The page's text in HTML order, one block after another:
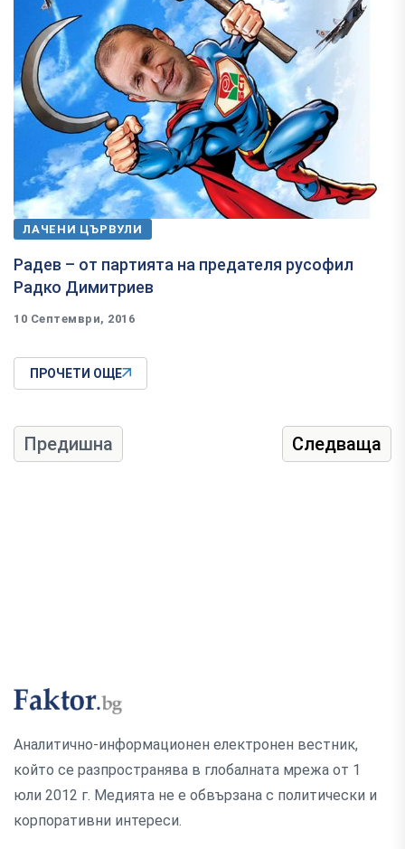
ЛАЧЕНИ ЦЪРВУЛИ
​Радев – от партията на предателя русофил
Радко Димитриев
10 Септември, 2016
ПРОЧЕТИ ОЩЕ
Предишна Следваща
Аналитично-информационен електронен вестник,
който се разпространява в глобалната мрежа от 1
юли 2012 г. Медията не е обвързана с политически и
корпоративни интереси.